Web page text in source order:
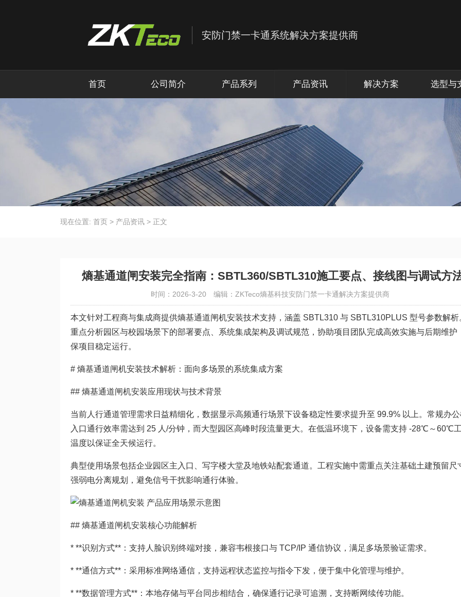
首页 公司简介 产品系列 产品资讯 解决方案 选型与
现在位置: 首页 > 产品资讯 > 正文
熵基通道闸安装完全指南：SBTL360/SBTL310施工要点、接线图与调试方
时间：2026-3-20 编辑：ZKTeco熵基科技安防门禁一卡通解决方案提供商
本文针对工程商与集成商提供熵基通道闸机安装技术支持，涵盖 SBTL310 与 SBTL310PLUS 型号参数解析
重点分析园区与校园场景下的部署要点、系统集成架构及调试规范，协助项目团队完成高效实施与后期维护
保项目稳定运行。
# 熵基通道闸机安装技术解析：面向多场景的系统集成方案
## 熵基通道闸机安装应用现状与技术背景
当前人行通道管理需求日益精细化，数据显示高频通行场景下设备稳定性要求提升至 99.9% 以上。常规办
入口通行效率需达到 25 人/分钟，而大型园区高峰时段流量更大。在低温环境下，设备需支持 -28℃～60℃
温度以保证全天候运行。
典型使用场景包括企业园区主入口、写字楼大堂及地铁站配套通道。工程实施中需重点关注基础土建预留尺
强弱电分离规划，避免信号干扰影响通行体验。
## 熵基通道闸机安装核心功能解析
* **识别方式**：支持人脸识别终端对接，兼容韦根接口与 TCP/IP 通信协议，满足多场景验证需求。
* **通信方式**：采用标准网络通信，支持远程状态监控与指令下发，便于集中化管理与维护。
* **数据管理方式**：本地存储与平台同步相结合，确保通行记录可追溯，支持断网续传功能。